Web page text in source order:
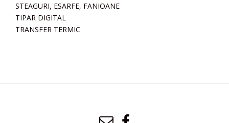
STEAGURI, ESARFE, FANIOANE
TIPAR DIGITAL
TRANSFER TERMIC